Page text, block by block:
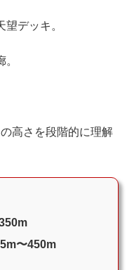
デッキ。
高さを段階的に理解
〜450m